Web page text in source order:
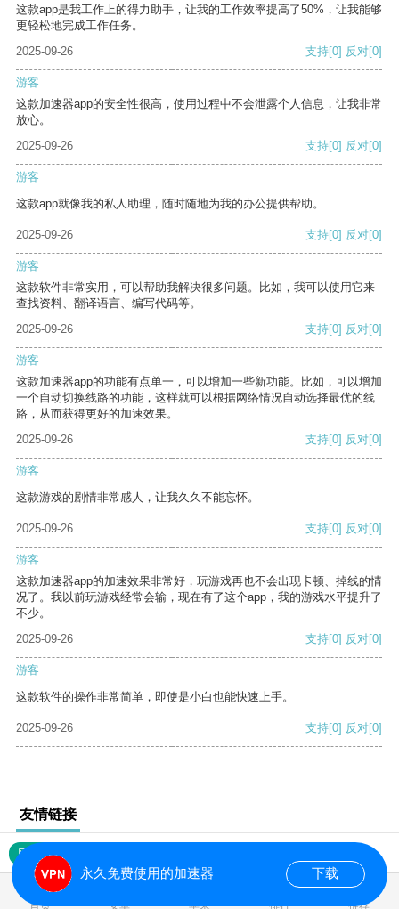
这款app是我工作上的得力助手，让我的工作效率提高了50%，让我能够
更轻松地完成工作任务。
2025-09-26
支持[0] 反对[0]
游客
这款加速器app的安全性很高，使用过程中不会泄露个人信息，让我非常
放心。
2025-09-26
支持[0] 反对[0]
游客
这款app就像我的私人助理，随时随地为我的办公提供帮助。
2025-09-26 支持[0] 反对[0]
游客
这款软件非常实用，可以帮助我解决很多问题。比如，我可以使用它来
查找资料、翻译语言、编写代码等。
2025-09-26
支持[0] 反对[0]
游客
这款加速器app的功能有点单一，可以增加一些新功能。比如，可以增加
一个自动切换线路的功能，这样就可以根据网络情况自动选择最优的线
路，从而获得更好的加速效果。
2025-09-26
支持[0] 反对[0]
游客
这款游戏的剧情非常感人，让我久久不能忘怀。
2025-09-26 支持[0] 反对[0]
游客
这款加速器app的加速效果非常好，玩游戏再也不会出现卡顿、掉线的情
况了。我以前玩游戏经常会输，现在有了这个app，我的游戏水平提升了
不少。
2025-09-26
支持[0] 反对[0]
游客
这款软件的操作非常简单，即使是小白也能快速上手。
2025-09-26 支持[0] 反对[0]
友情链接
网站地图
首页 安卓 苹果 排行 推荐
永久免费使用的加速器 下载
0.017793s